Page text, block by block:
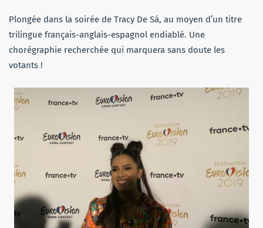
Plongée dans la soirée de Tracy De Sá, au moyen d’un titre
trilingue français-anglais-espagnol endiablé. Une
chorégraphie recherchée qui marquera sans doute les
votants !